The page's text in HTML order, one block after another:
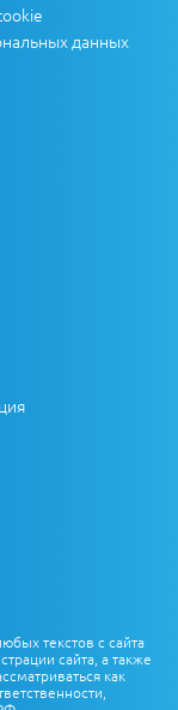
данных
текстов с сайта
сайта, а также
как